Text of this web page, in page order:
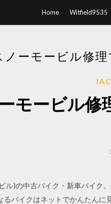
Home Witfield9535
ノーモービル修
モービル修
ル)の中古バイク・新車バイク
るバイクはネットでかんたん